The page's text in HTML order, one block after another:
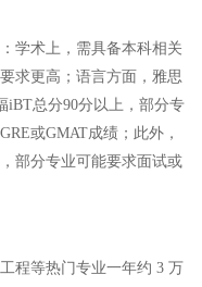
学术上，需具备本科相关
求更高；语言方面，雅思
iBT总分90分以上，部分专
或GMAT成绩；此外，
部分专业可能要求面试或
程等热门专业一年约 3 万